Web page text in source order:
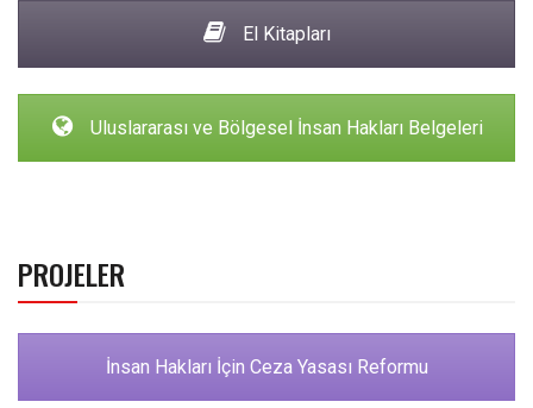
El Kitapları
Uluslararası ve Bölgesel İnsan Hakları Belgeleri
PROJELER
İnsan Hakları İçin Ceza Yasası Reformu